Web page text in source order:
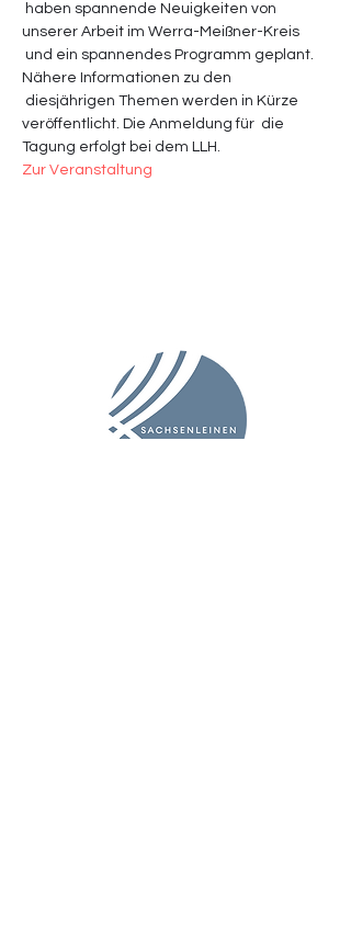
haben spannende Neuigkeiten von
unserer Arbeit im Werra-Meißner-Kreis
und ein spannendes Programm geplant.
Nähere Informationen zu den
diesjährigen Themen werden in Kürze
veröffentlicht. Die Anmeldung für  die
Tagung erfolgt bei dem LLH.
Zur Veranstaltung